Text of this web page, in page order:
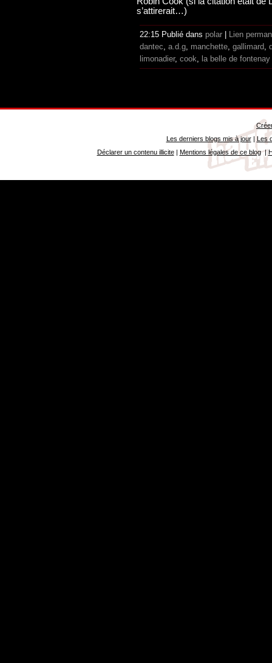
s’attirerait…)
22:15 Publié dans polar | Lien
dantec a.d.g manchette gallimard
limonadier, cook la belle de fontenay
Les derniers blogs mis à jour|
Les
Déclarer un contenu illicite| Mentions légales de ce blog|